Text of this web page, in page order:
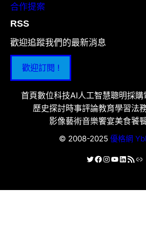
合作提案
RSS
歡迎追蹤我們的最新消息
歡迎訂閱 !
首頁數位科技AI人工智慧聰明採購
歷史探討時事評論教育學習法
影像藝術音樂饗宴美食饕
© 2008-2025 優格網
X Facebook
Instagram
YouTube
LinkedIn
RSS 資訊提供連結